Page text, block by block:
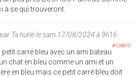
à se qui trouveront.
Ta hurléle sam 17/08/2024 à 9h16
#128870
petit carré bleu avec un ami bateau
chat en bleu comme un ami et un
en bleu mais ce petit carré bleu doit